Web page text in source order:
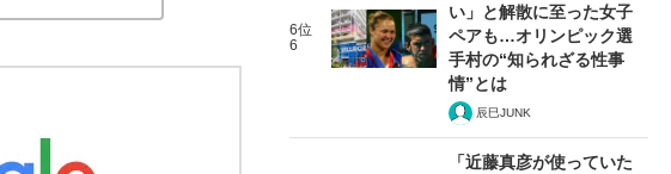
6位
6
い」と解散に至った女子
ペアも…オリンピック選
手村の“知られざる性事
情”とは
辰巳JUNK
「近藤真彦が使っていた